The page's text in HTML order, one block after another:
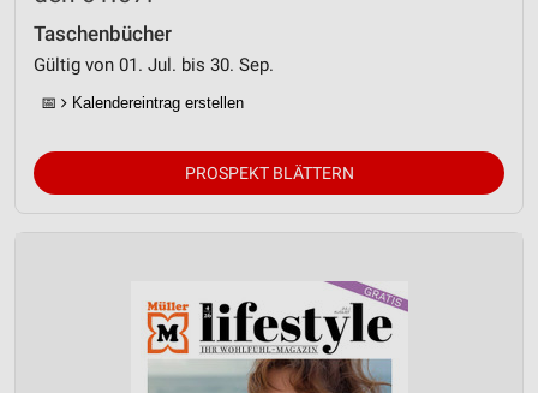
Taschenbücher
Gültig von 01. Jul. bis 30. Sep.
📅 Kalendereintrag erstellen
PROSPEKT BLÄTTERN